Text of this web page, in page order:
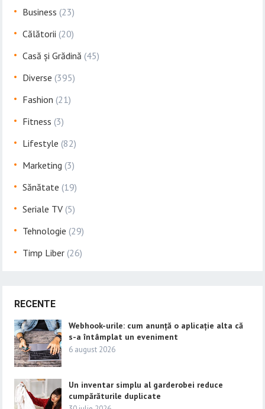
Business (23)
Călătorii (20)
Casă și Grădină (45)
Diverse (395)
Fashion (21)
Fitness (3)
Lifestyle (82)
Marketing (3)
Sănătate (19)
Seriale TV (5)
Tehnologie (29)
Timp Liber (26)
RECENTE
Webhook-urile: cum anunță o aplicație alta că
s-a întâmplat un eveniment
6 august 2026
Un inventar simplu al garderobei reduce
cumpărăturile duplicate